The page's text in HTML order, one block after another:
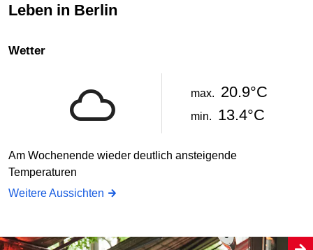
Leben in Berlin
Wetter
max. 20.9°C
min. 13.4°C
Am Wochenende wieder deutlich ansteigende
Temperaturen
Weitere Aussichten